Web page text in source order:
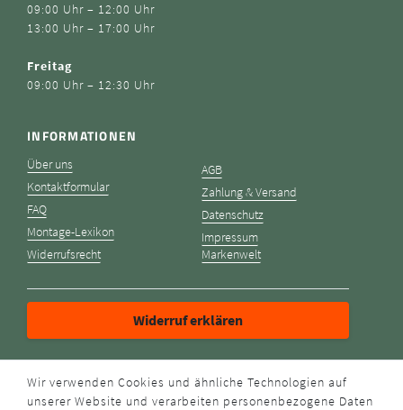
09:00 Uhr – 12:00 Uhr
13:00 Uhr – 17:00 Uhr
Freitag
09:00 Uhr – 12:30 Uhr
INFORMATIONEN
Über uns
Kontaktformular
FAQ
Montage-Lexikon
Widerrufsrecht
AGB
Zahlung & Versand
Datenschutz
Impressum
Markenwelt
Widerruf erklären
ZAHLUNGSARTEN
Wir verwenden Cookies und ähnliche Technologien auf
unserer Website und verarbeiten personenbezogene Daten